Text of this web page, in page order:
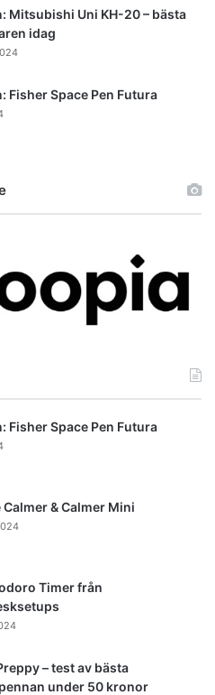
Mitsubishi Uni KH-20 – bästa
idag
Fisher Space Pen Futura
Fisher Space Pen Futura
Calmer & Calmer Mini
Timer från
– test av bästa
under 50 kronor